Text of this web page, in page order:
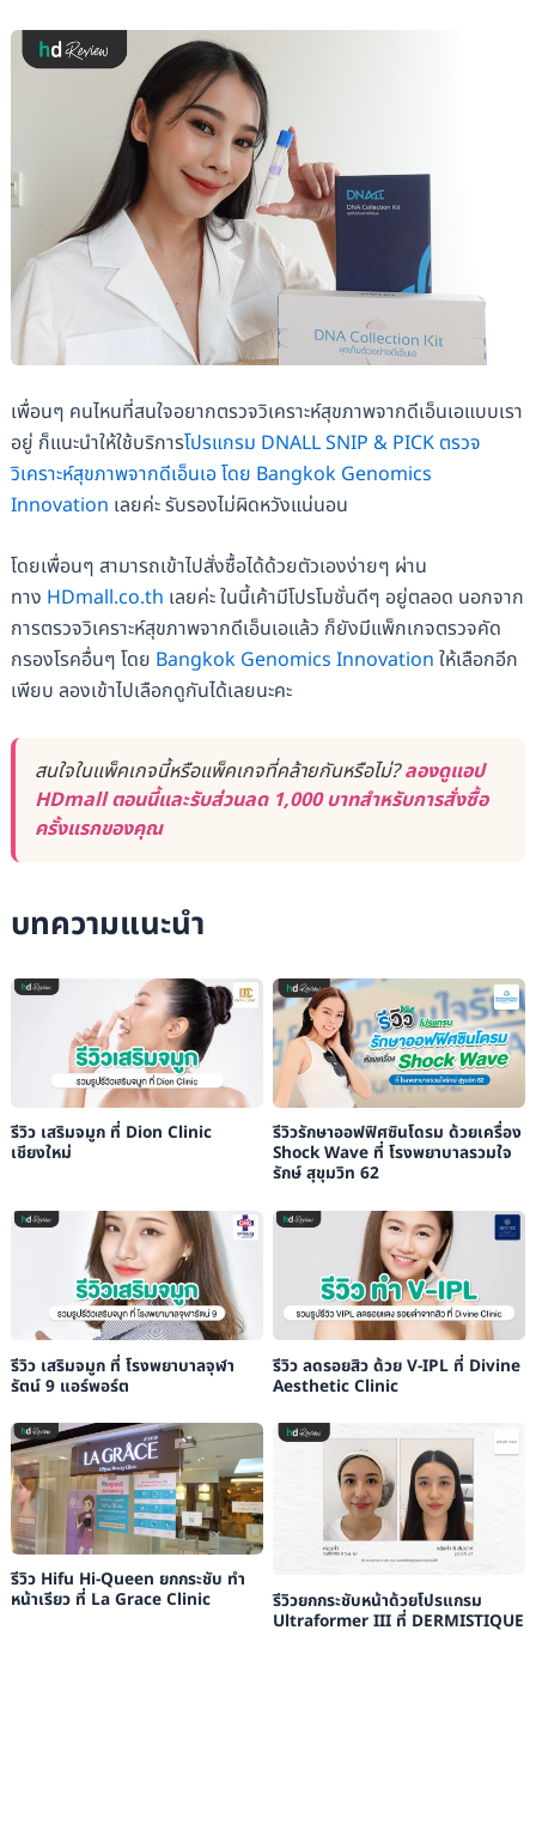
เพื่อนๆ คนไหนที่สนใจอยากตรวจวิเคราะห์สุขภาพจากดีเอ็นเอแบบเรา
อยู่ ก็แนะนำให้ใช้บริการโปรแกรม DNALL SNIP & PICK ตรวจ
วิเคราะห์สุขภาพจากดีเอ็นเอ โดย Bangkok Genomics
Innovation เลยค่ะ รับรองไม่ผิดหวังแน่นอน
โดยเพื่อนๆ สามารถเข้าไปสั่งซื้อได้ด้วยตัวเองง่ายๆ ผ่าน
ทาง HDmall.co.th เลยค่ะ ในนี้เค้ามีโปรโมชั่นดีๆ อยู่ตลอด นอกจาก
การตรวจวิเคราะห์สุขภาพจากดีเอ็นเอแล้ว ก็ยังมีแพ็กเกจตรวจคัด
กรองโรคอื่นๆ โดย Bangkok Genomics Innovation ให้เลือกอีก
เพียบ ลองเข้าไปเลือกดูกันได้เลยนะคะ
สนใจในแพ็คเกจนี้หรือแพ็คเกจที่คล้ายกันหรือไม่?ลองดูแอป
HDmall ตอนนี้และรับส่วนลด 1,000 บาทสำหรับการสั่งซื้อ
ครั้งแรกของคุณ
บทความแนะนำ
รีวิว เสริมจมูก ที่ Dion Clinic
เชียงใหม่
รีวิวรักษาออฟฟิศซินโดรม ด้วยเครื่อง
Shock Wave ที่ โรงพยาบาลรวมใจ
รักษ์ สุขุมวิท 62
รีวิว เสริมจมูก ที่ โรงพยาบาลจุฬา
รัตน์ 9 แอร์พอร์ต
รีวิว ลดรอยสิว ด้วย V-IPL ที่ Divine
Aesthetic Clinic
รีวิว Hifu Hi-Queen ยกกระชับ ทำ
หน้าเรียว ที่ La Grace Clinic
รีวิวยกกระชับหน้าด้วยโปรแกรม
Ultraformer III ที่ DERMISTIQUE